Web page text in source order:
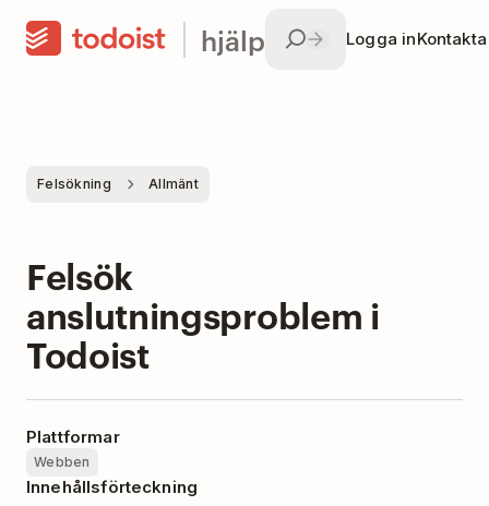
hjälp Logga in
Felsökning Allmänt
Felsök
anslutningsproblem i
Todoist
Plattformar
Webben
Innehållsförteckning